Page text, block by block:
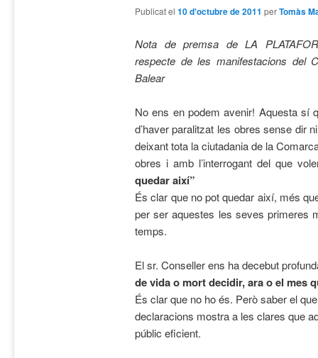
Publicat el 10 d'octubre de 2011 perTomàs
Nota de premsa de LA
respecte de les manifestacions del
Balear
No ens en podem avenir! Aquesta sí
d’haver paralitzat les obres sense dir
deixant tota la ciutadania de la
obres i amb l’interrogant del que
quedar així”
És clar que no pot quedar així, més
per ser aquestes les seves primeres
temps.
El sr. Conseller ens ha decebut
de vida o mort decidir, ara o el mes
És clar que no ho és. Però saber el
declaracions mostra a les clares que
públic eficient.